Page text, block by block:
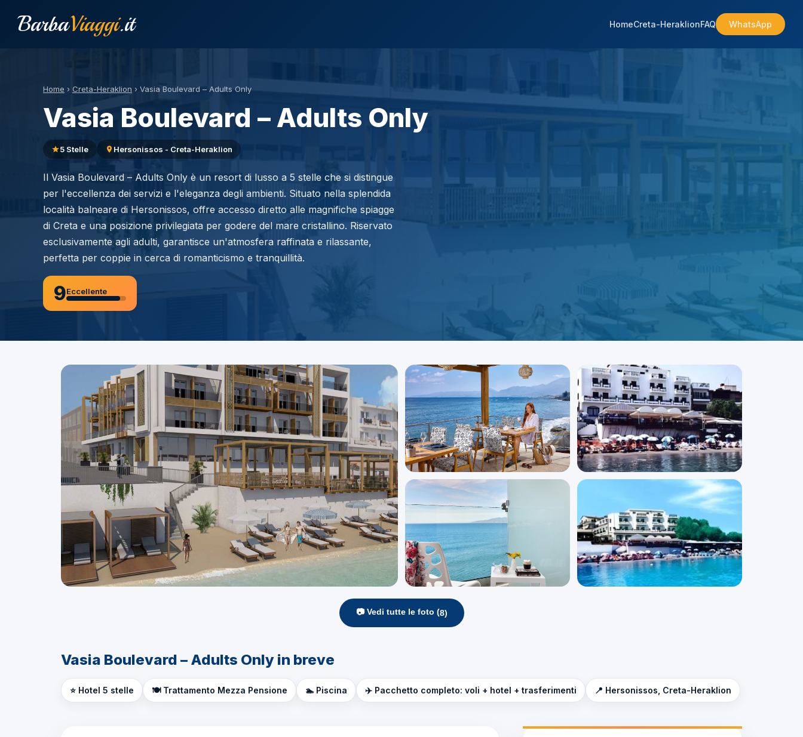
BarbaViaggi.it HomeCreta-HeraklionFAQ WhatsApp
Home › Creta-Heraklion › Vasia Boulevard – Adults Only
Vasia Boulevard – Adults Only
5 Stelle Hersonissos - Creta-Heraklion
Il Vasia Boulevard – Adults Only è un resort di lusso a 5 stelle che si distingue
per l'eccellenza dei servizi e l'eleganza degli ambienti. Situato nella splendida
località balneare di Hersonissos, offre accesso diretto alle magnifiche spiagge
di Creta e una posizione privilegiata per godere del mare cristallino. Riservato
esclusivamente agli adulti, garantisce un'atmosfera raffinata e rilassante,
perfetta per coppie in cerca di romanticismo e tranquillità.
9Eccellente
📷 Vedi tutte le foto (8)
Vasia Boulevard – Adults Only in breve
⭐ Hotel 5 stelle 🍽️ Trattamento Mezza Pensione 🏊 Piscina ✈️ Pacchetto completo: voli + hotel + trasferimenti 📍 Hersonissos, Creta-Heraklion